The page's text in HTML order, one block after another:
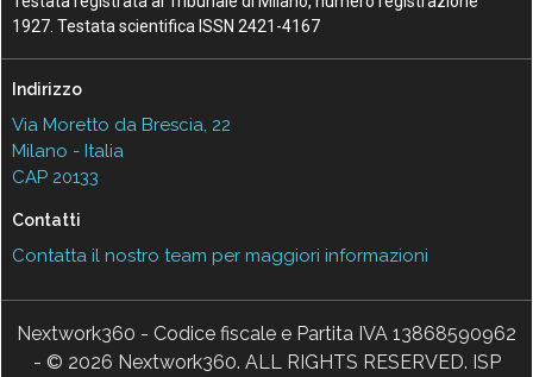
1927. Testata scientifica ISSN 2421-4167
Indirizzo
Via Moretto da Brescia, 22
Milano - Italia
CAP 20133
Contatti
Contatta il nostro team per maggiori informazioni
Nextwork360 - Codice fiscale e Partita IVA 13868590962
- © 2026 Nextwork360. ALL RIGHTS RESERVED. ISP